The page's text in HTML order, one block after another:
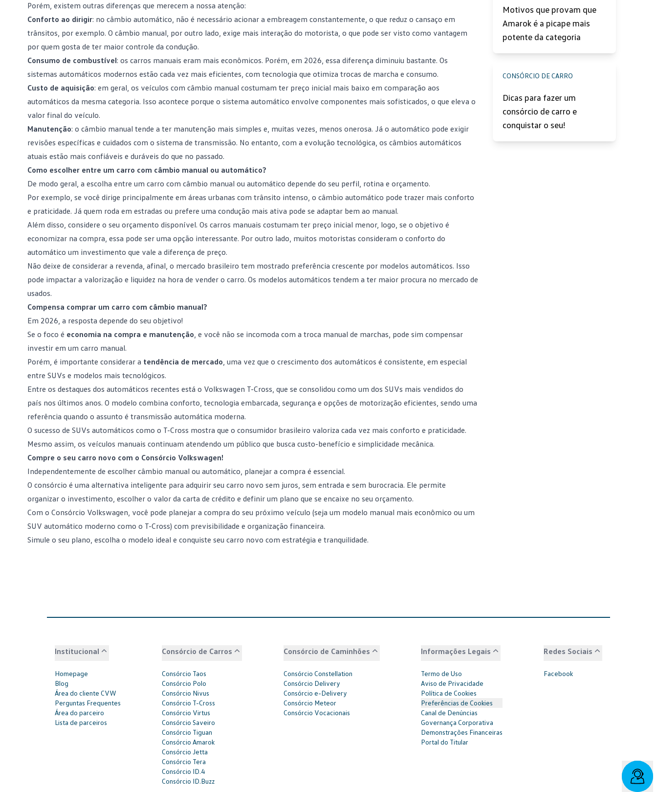
Porém, existem outras diferenças que merecem a nossa atenção:
Conforto ao dirigir: no câmbio automático, não é necessário acionar a embreagem constantemente, o que reduz o cansaço em
trânsitos, por exemplo. O câmbio manual, por outro lado, exige mais interação do motorista, o que pode ser visto como vantagem
por quem gosta de ter maior controle da condução.
Consumo de combustível: os carros manuais eram mais econômicos. Porém, em 2026, essa diferença diminuiu bastante. Os
sistemas automáticos modernos estão cada vez mais eficientes, com tecnologia que otimiza trocas de marcha e consumo.
Custo de aquisição: em geral, os veículos com câmbio manual costumam ter preço inicial mais baixo em comparação aos
automáticos da mesma categoria. Isso acontece porque o sistema automático envolve componentes mais sofisticados, o que eleva o
valor final do veículo.
Manutenção: o câmbio manual tende a ter manutenção mais simples e, muitas vezes, menos onerosa. Já o automático pode exigir
revisões específicas e cuidados com o sistema de transmissão. No entanto, com a evolução tecnológica, os câmbios automáticos
atuais estão mais confiáveis e duráveis do que no passado.
Como escolher entre um carro com câmbio manual ou automático?
De modo geral, a escolha entre um carro com câmbio manual ou automático depende do seu perfil, rotina e orçamento.
Por exemplo, se você dirige principalmente em áreas urbanas com trânsito intenso, o câmbio automático pode trazer mais conforto
e praticidade. Já quem roda em estradas ou prefere uma condução mais ativa pode se adaptar bem ao manual.
Além disso, considere o seu orçamento disponível. Os carros manuais costumam ter preço inicial menor, logo, se o objetivo é
economizar na compra, essa pode ser uma opção interessante. Por outro lado, muitos motoristas consideram o conforto do
automático um investimento que vale a diferença de preço.
Não deixe de considerar a revenda, afinal, o mercado brasileiro tem mostrado preferência crescente por modelos automáticos. Isso
pode impactar a valorização e liquidez na hora de vender o carro. Os modelos automáticos tendem a ter maior procura no mercado de
usados.
Compensa comprar um carro com câmbio manual?
Em 2026, a resposta depende do seu objetivo!
Se o foco é economia na compra e manutenção, e você não se incomoda com a troca manual de marchas, pode sim compensar
investir em um carro manual.
Porém, é importante considerar a tendência de mercado, uma vez que o crescimento dos automáticos é consistente, em especial
entre SUVs e modelos mais tecnológicos.
Entre os destaques dos automáticos recentes está o Volkswagen T-Cross, que se consolidou como um dos SUVs mais vendidos do
país nos últimos anos. O modelo combina conforto, tecnologia embarcada, segurança e opções de motorização eficientes, sendo uma
referência quando o assunto é transmissão automática moderna.
O sucesso de SUVs automáticos como o T-Cross mostra que o consumidor brasileiro valoriza cada vez mais conforto e praticidade.
Mesmo assim, os veículos manuais continuam atendendo um público que busca custo-benefício e simplicidade mecânica.
Compre o seu carro novo com o Consórcio Volkswagen!
Independentemente de escolher câmbio manual ou automático, planejar a compra é essencial.
O consórcio é uma alternativa inteligente para adquirir seu carro novo sem juros, sem entrada e sem burocracia. Ele permite
organizar o investimento, escolher o valor da carta de crédito e definir um plano que se encaixe no seu orçamento.
Com o Consórcio Volkswagen, você pode planejar a compra do seu próximo veículo (seja um modelo manual mais econômico ou um
SUV automático moderno como o T-Cross) com previsibilidade e organização financeira.
Simule o seu plano, escolha o modelo ideal e conquiste seu carro novo com estratégia e tranquilidade.
Motivos que provam que
Amarok é a picape mais
potente da categoria
CONSÓRCIO DE CARRO
Dicas para fazer um
consórcio de carro e
conquistar o seu!
Institucional
Homepage
Blog
Área do cliente CVW
Perguntas Frequentes
Área do parceiro
Lista de parceiros
Consórcio de Carros
Consórcio Taos
Consórcio Polo
Consórcio Nivus
Consórcio T-Cross
Consórcio Virtus
Consórcio Saveiro
Consórcio Tiguan
Consórcio Amarok
Consórcio Jetta
Consórcio Tera
Consórcio ID.4
Consórcio ID.Buzz
Consórcio de Caminhões
Consórcio Constellation
Consórcio Delivery
Consórcio e-Delivery
Consórcio Meteor
Consórcio Vocacionais
Informações Legais
Termo de Uso
Aviso de Privacidade
Política de Cookies
Preferências de Cookies
Canal de Denúncias
Governança Corporativa
Demonstrações Financeiras
Portal do Titular
Redes Sociais
Facebook